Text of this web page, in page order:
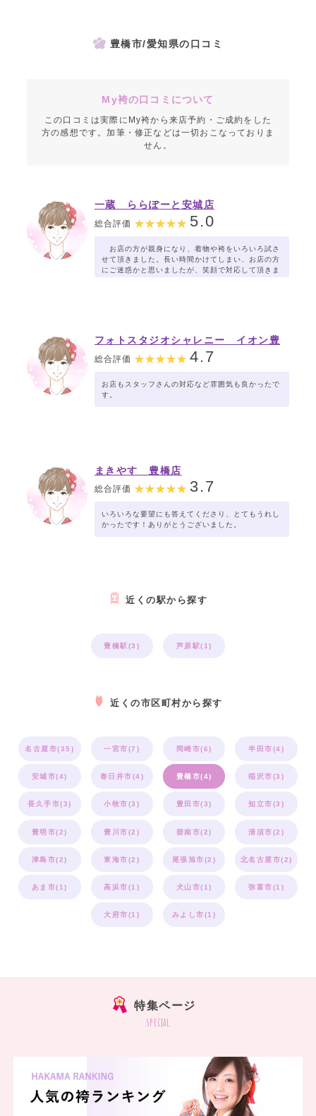
豊橋市/愛知県の口コミ
My袴の口コミについて
この口コミは実際にMy袴から来店予約・ご成約をした
方の感想です。加筆・修正などは一切おこなっておりま
せん。
一蔵 ららぽーと安城店
総合評価 5.0
お店の方が親身になり、着物や袴をいろいろ試さ
せて頂きました。長い時間かけてしまい、お店の方
にご迷惑かと思いましたが、笑顔で対応して頂きま
フォトスタジオシャレニー イオン豊
橋南店
総合評価 4.7
お店もスタッフさんの対応など雰囲気も良かったで
す。
まきやす 豊橋店
総合評価 3.7
いろいろな要望にも答えてくださり、とてもうれし
かったです！ありがとうございました。
近くの駅から探す
豊橋駅(3) 芦原駅(1)
近くの市区町村から探す
名古屋市(35) 一宮市(7) 岡崎市(6) 半田市(4)
安城市(4) 春日井市(4) 豊橋市(4) 稲沢市(3)
長久手市(3) 小牧市(3) 豊田市(3) 知立市(3)
豊明市(2) 豊川市(2) 碧南市(2) 清須市(2)
津島市(2) 東海市(2) 尾張旭市(2) 北名古屋市(2)
あま市(1) 高浜市(1) 犬山市(1) 弥富市(1)
大府市(1) みよし市(1)
特集ページ
special